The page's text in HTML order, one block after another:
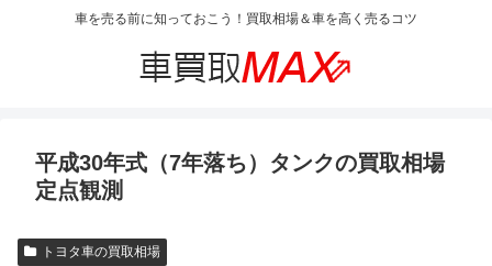
車を売る前に知っておこう！買取相場＆車を高く売るコツ
平成30年式（7年落ち）タンクの買取相場
定点観測
トヨタ車の買取相場